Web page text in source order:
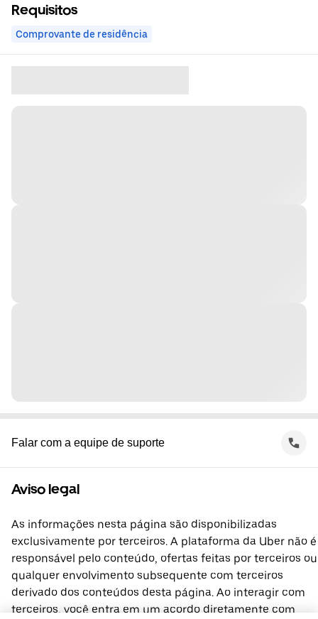
Requisitos
Comprovante de residência
Falar com a equipe de suporte
Aviso legal
As informações nesta página são disponibilizadas
exclusivamente por terceiros. A plataforma da Uber não é
responsável pelo conteúdo, ofertas feitas por terceiros ou
qualquer envolvimento subsequente com terceiros
derivado dos conteúdos desta página. Ao interagir com
terceiros, você entra em um acordo diretamente com